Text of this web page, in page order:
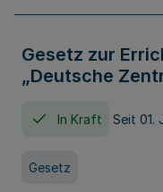
Gesetz zur
„Deutsche
In Kraft Seit 01.
Gesetz